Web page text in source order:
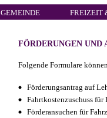
GEMEINDE FREIZEIT
FÖRDERUNGEN UND
Folgende Formulare
Förderungsantrag auf
Fahrtkostenzuschuss für
Förderansuchen für